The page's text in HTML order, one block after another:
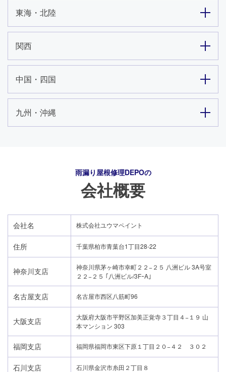
24時間365日対応
050-1883-0629
東海・北陸
関西
中国・四国
九州・沖縄
雨漏り屋根修理DEPOの
会社概要
会社名 株式会社ユウマペイント
住所 千葉県柏市青葉台1丁目28-22
神奈川支店
神奈川県茅ヶ崎市幸町２２−２５ 八洲ビル 3A号室
２２−２５ ｢八洲ビル/3FｰA｣
名古屋支店 名古屋市西区八筋町96
大阪支店
大阪府大阪市平野区加美正覚寺３丁目４−１９ 山
本マンション 303
福岡支店 福岡県福岡市東区下原１丁目２０−４２ ３０２
石川支店 石川県金沢市糸田２丁目８